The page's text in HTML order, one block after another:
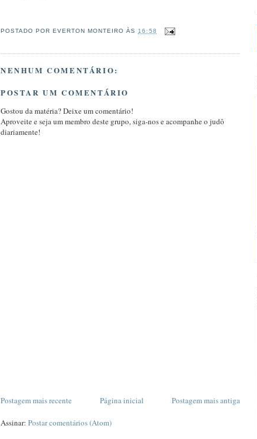
POSTADO POREVERTON MONTEIRO ÀS 16:58
NENHUM COMENTÁRIO:
POSTAR UM COMENTÁRIO
Gostou da matéria? Deixe um comentário!
Aproveite e seja um membro deste grupo, siga-nos e acompanhe o judô
diariamente!
Postagem mais recente Postagem mais antiga
Página inicial
Assinar: Postar comentários (Atom)